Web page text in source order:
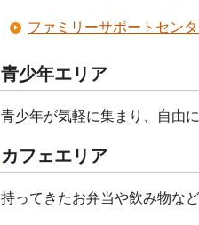
ファミリーサポートセン
青少年エリア
青少年が気軽に集まり、自由
カフェエリア
持ってきたお弁当や飲み物な